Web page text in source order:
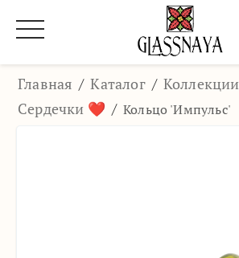
Главная / Каталог / Коллекции
Сердечки ❤️ / Кольцо 'Импульс'